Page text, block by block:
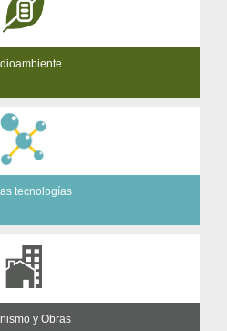
tecnologías
y Obras